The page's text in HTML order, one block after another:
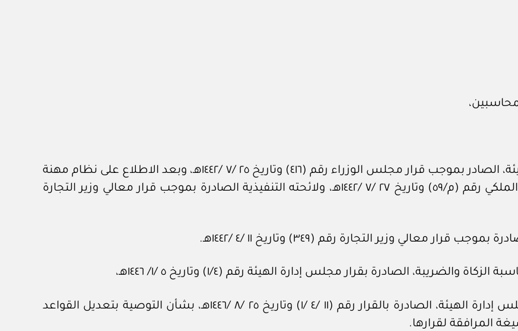
وبناء على أحكام المادة (التاسعة) من تنظيم الهيئة، الصادر بموجب قرار مجلس الوزراء رقم (٤١٦) وتاريخ ٢٥ /٧ /١٤٤٢هـ، وبعد الاطلاع على نظام مهنة
المحاسبة والمراجعة، الصادر بموجب المرسوم الملكي رقم (م/٥٩) وتاريخ ٢٧ /٧ /١٤٤٢هـ، ولائحته التنفيذية الصادرة بموجب قرار معالي وزير التجارة
معالي وزير التجارة رقم (٣٤٩) وتاريخ ١١ /٤ /١٤٤٢هـ.
الصادرة بقرار مجلس إدارة الهيئة رقم (١/٤) وتاريخ ٥ /١/ ١٤٤٦هـ،
وبعد الاطلاع على توصيات اللجنة التنفيذية لمجلس إدارة الهيئة، الصادرة بالقرار رقم (١١ /٤ /١) وتاريخ ٢٥ /٨ /١٤٤٦هـ، بشأن التوصية بتعديل القواعد
المرافقة لقرارها.